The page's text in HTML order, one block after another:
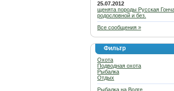
25.07.2012
щенята породы Русская
родословной и без.
Все сообщения »
Фильтр
Охота
Подводная охота
Рыбалка
Отдых
Рыбалка на Волге